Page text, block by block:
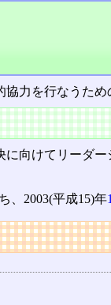
協力を行なうた
に向けてリーダ
、2003(平成15)年